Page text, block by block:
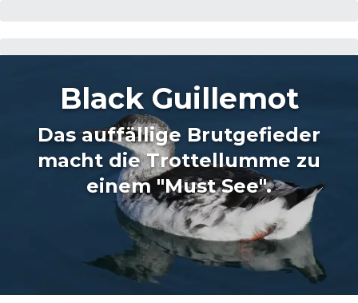
Black Guillemot
Das auffällige Brutgefieder
macht die Trottellumme zu
einem "Must See".